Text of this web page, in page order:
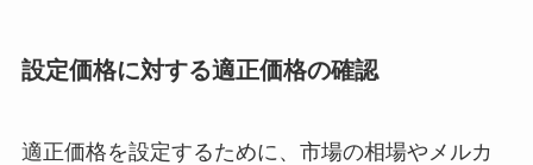
設定価格に対する適正価格の確認
適正価格を設定するために、市場の相場やメルカ